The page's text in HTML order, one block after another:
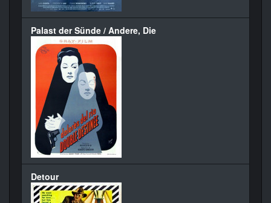
Palast der Sünde / Andere, Die
Detour